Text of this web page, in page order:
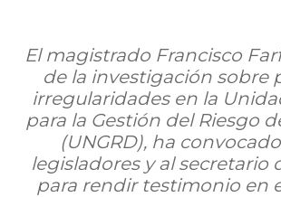
El magistrado Francisco
de la investigación sobre
irregularidades en la
para la Gestión del Riesgo
(UNGRD), ha
legisladores y al secretario
para rendir testimonio en